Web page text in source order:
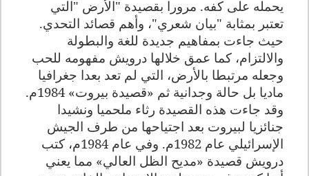
يحمله على كفه. مرورا بقصيدة "الأرض "التي
تعتبر بمثابة "بيان شعري"، وأهم قصائد التحدي.
حيث جاءت بمفاهيم جديدة للغة والبطولة
والالتزام، كما عمق خلالها درويش مفهومه للحب
وجعله مرتبطا بالأرض، التي لم تعد بعدا جغرافيا
ماديا بل حالة وجدانية ثم «قصيدة بيروت» 1984م.
وقد جاءت هذه القصيدة رثاء ملحميا ونشيدا
جنائزيا لبيروت بعد اجتياحها من طرف الجيش
الإسرائيلي عام 1982م
.
وفي عام 1984م، كتب
درويش قصيدة «مديح الظل العالي» مما يعني